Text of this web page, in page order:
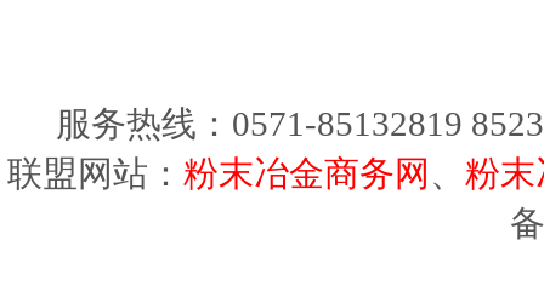
服务热线：0571-85132819
联盟网站： 粉末冶金商务网 、 粉末